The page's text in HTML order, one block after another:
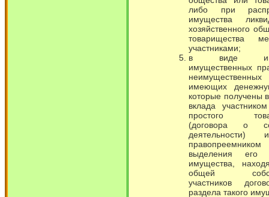
либо при
имущества
хозяйственного
товарищества
участниками;
в виде
имущественных
имеющих
которые получены
вклада
простого
(договора о
выделения его
имущества,
общей
участников
раздела такого